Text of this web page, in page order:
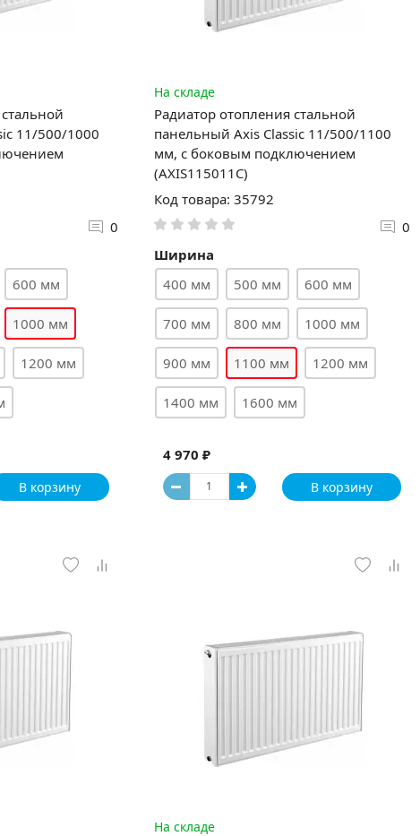
11/500/1000
0
600 мм
1000 мм
1200 мм
В корзину
На складе
Радиатор отопления стальной
панельный Axis Classic 11/500/1100
мм, с боковым подключением
(AXIS115011C)
Код товара: 35792
0
Ширина
400 мм
500 мм 600 мм
700 мм 800 мм 1000 мм
900 мм 1100 мм 1200 мм
1400 мм 1600 мм
4 970 ₽
В корзину
На складе